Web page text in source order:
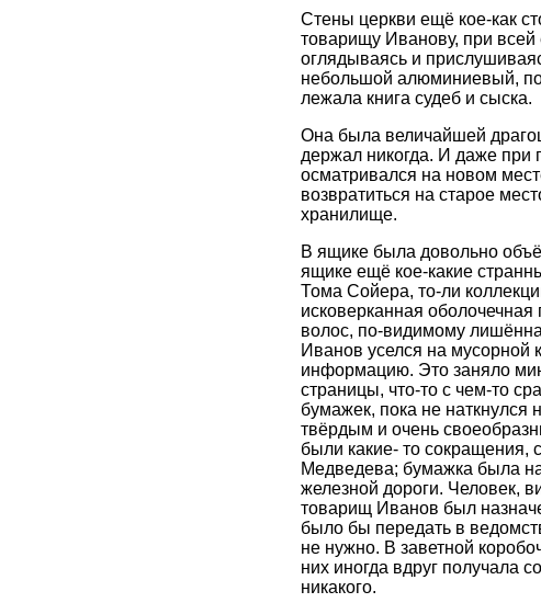
Стены церкви ещё кое-как
товарищу Иванову, при всей
оглядываясь и
небольшой алюминиевый,
лежала книга судеб и сыска.
Она была величайшей
держал никогда. И даже при
осматривался на новом
возвратиться на старое
хранилище.
В ящике была довольно
ящике ещё кое-какие
Тома Сойера, то-ли
исковерканная
волос, по-видимому
Иванов уселся на мусорной
информацию. Это заняло
страницы, что-то с чем-то
бумажек, пока не наткнулся
твёрдым и очень
были какие- то сокращения,
Медведева; бумажка была
железной дороги. Человек,
товарищ Иванов был
было бы передать в
не нужно. В заветной
них иногда вдруг
никакого.